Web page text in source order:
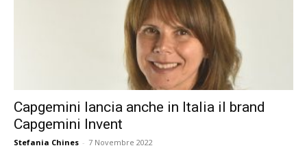
Capgemini lancia anche in Italia il brand
Capgemini Invent
Stefania Chines - 7 Novembre 2022